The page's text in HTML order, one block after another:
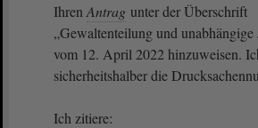
Ihren Antrag unter der Überschrift
„Gewaltenteilung und unabhängige
vom 12. April 2022 hinzuweisen.
sicherheitshalber die
Ich zitiere: